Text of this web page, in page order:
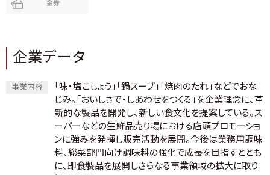
金券
企業データ
事業内容
「味・塩こしょう」「鍋スープ」「焼肉のたれ」などでおな
じみ。「おいしさで・しあわせをつくる」を企業理念に、革
新的な製品を開発し、新しい食文化を提案している。ス
ーパーなどの生鮮品売り場における店頭プロモーショ
ンに強みを発揮し販売活動を展開。今後は業務用調味
料、総菜部門向け調味料の強化で成長を目指すととも
に、即食製品を展開しさらなる事業領域の拡大に取り